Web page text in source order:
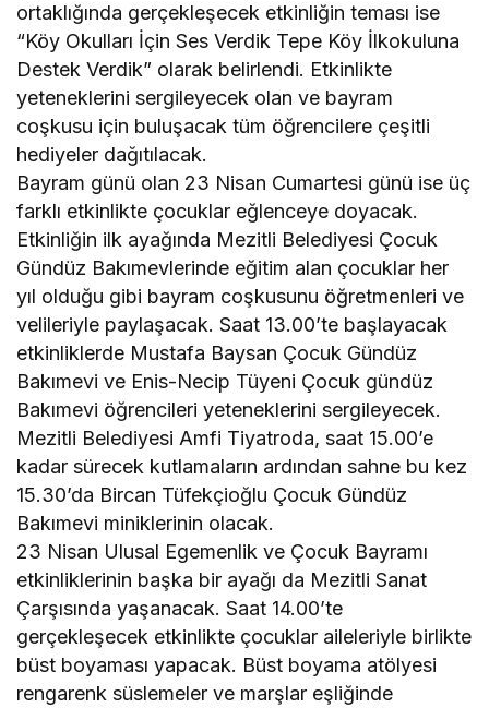
ortaklığında gerçekleşecek etkinliğin teması ise
“Köy Okulları İçin Ses Verdik Tepe Köy İlkokuluna
Destek Verdik” olarak belirlendi. Etkinlikte
yeteneklerini sergileyecek olan ve bayram
coşkusu için buluşacak tüm öğrencilere çeşitli
hediyeler dağıtılacak.
Bayram günü olan 23 Nisan Cumartesi günü ise üç
farklı etkinlikte çocuklar eğlenceye doyacak.
Etkinliğin ilk ayağında Mezitli Belediyesi Çocuk
Gündüz Bakımevlerinde eğitim alan çocuklar her
yıl olduğu gibi bayram coşkusunu öğretmenleri ve
velileriyle paylaşacak. Saat 13.00’te başlayacak
etkinliklerde Mustafa Baysan Çocuk Gündüz
Bakımevi ve Enis-Necip Tüyeni Çocuk gündüz
Bakımevi öğrencileri yeteneklerini sergileyecek.
Mezitli Belediyesi Amfi Tiyatroda, saat 15.00’e
kadar sürecek kutlamaların ardından sahne bu kez
15.30’da Bircan Tüfekçioğlu Çocuk Gündüz
Bakımevi miniklerinin olacak.
23 Nisan Ulusal Egemenlik ve Çocuk Bayramı
etkinliklerinin başka bir ayağı da Mezitli Sanat
Çarşısında yaşanacak. Saat 14.00’te
gerçekleşecek etkinlikte çocuklar aileleriyle birlikte
büst boyaması yapacak. Büst boyama atölyesi
rengarenk süslemeler ve marşlar eşliğinde